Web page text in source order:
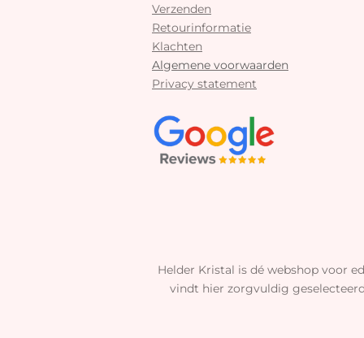
Verzenden
Retourinformatie
Klachten
Algemene voorwaarden
Privacy statement
Helder Kristal is dé webshop voor
vindt hier zorgvuldig